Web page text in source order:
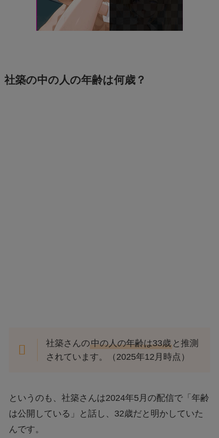
社築の中の人の年齢は何歳？
社築さんの中の人の年齢は33歳 と推測
されています。（2025年12月時点）
というのも、社築さんは2024年5月の配信で「年齢
は公開している」と話し、32歳だと明かしていた
んです。